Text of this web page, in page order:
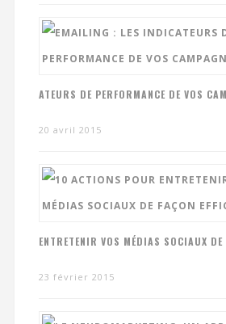
ATEURS DE PERFORMANCE DE VOS
20 avril 2015
ENTRETENIR VOS MÉDIAS SOCIAUX DE
23 février 2015